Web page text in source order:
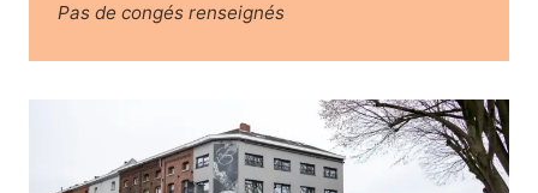
Pas de congés renseignés